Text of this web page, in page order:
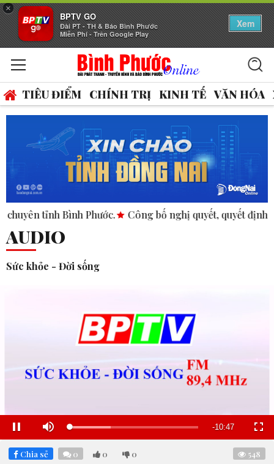
×
BPTV GO
Đài PT - TH & Báo Bình Phước
Miễn Phí - Trên Google Play
Xem
TIÊU ĐIỂM CHÍNH TRỊ KINH TẾ VĂN HÓA
Bình Phước. Công bố nghị quyết, quyết định tại các xã,
AUDIO
Sức khỏe - Đời sống
Pause Mute Loaded:
31.89%
Remaining
-10:46
Chia sẻ 0 0 0 548